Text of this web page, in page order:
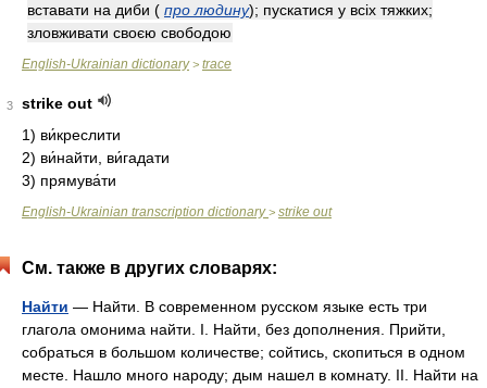
вставати на диби ( про людину); пускатися у всіх тяжких;
зловживати своєю свободою
English-Ukrainian dictionary> trace
3
strike out
1) ви́креслити
2) ви́найти, ви́гадати
3) прямува́ти
English-Ukrainian transcription dictionary> strike out
См. также в других словарях:
Найти — Найти. В современном русском языке есть три
глагола омонима найти. I. Найти, без дополнения. Прийти,
собраться в большом количестве; сойтись, скопиться в одном
месте. Нашло много народу; дым нашел в комнату. II. Найти на